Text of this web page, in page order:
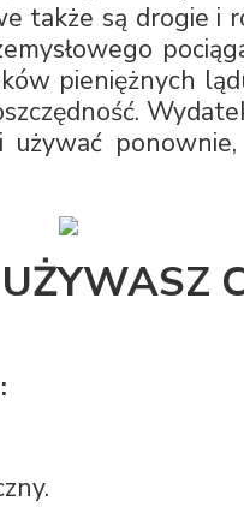
także są drogie i
pieniężnych